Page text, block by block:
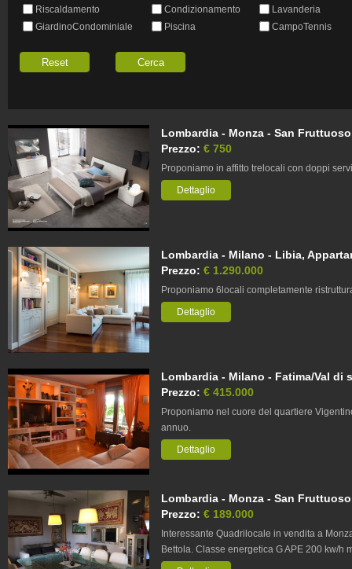
Riscaldamento
Condizionamento
Lavanderia
GiardinoCondominiale
Piscina CampoTennis
Lombardia - Monza - San
Prezzo: € 750
Proponiamo in affitto trelocali con doppi
Dettaglio
Lombardia - Milano - Libia,
Prezzo: € 1.290.000
Proponiamo 6locali completamente
Dettaglio
Lombardia - Milano - Fatima/Val di
Prezzo: € 415.000
Proponiamo nel cuore del quartiere
annuo.
Dettaglio
Lombardia - Monza - San
Prezzo: € 189.000
Interessante Quadrilocale in vendita a
Bettola. Classe energetica G APE 200 kw/h